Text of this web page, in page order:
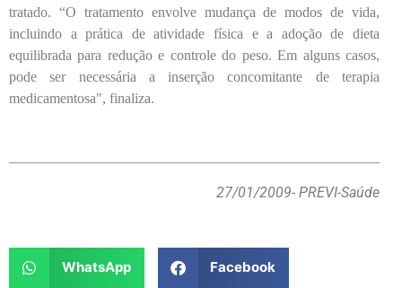
tratado. “O tratamento envolve mudança de modos de vida,
incluindo a prática de atividade física e a adoção de dieta
equilibrada para redução e controle do peso. Em alguns casos,
pode ser necessária a inserção concomitante de terapia
medicamentosa", finaliza.
27/01/2009- PREVI-Saúde
WhatsApp Facebook